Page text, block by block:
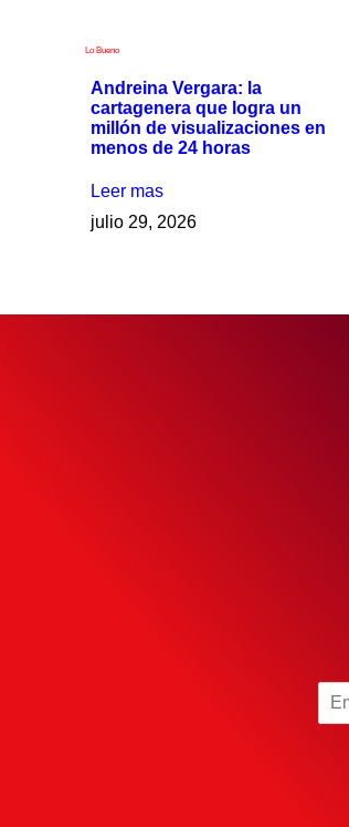
Lo Bueno
Andreina Vergara: la
cartagenera que logra un
millón de visualizaciones en
menos de 24 horas
Leer mas
julio 29, 2026